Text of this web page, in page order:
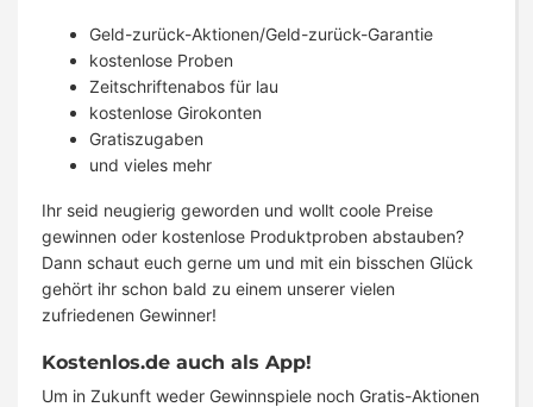
Geld-zurück-Aktionen/Geld-zurück-Garantie
kostenlose Proben
Zeitschriftenabos für lau
kostenlose Girokonten
Gratiszugaben
und vieles mehr
Ihr seid neugierig geworden und wollt coole Preise
gewinnen oder kostenlose Produktproben abstauben?
Dann schaut euch gerne um und mit ein bisschen Glück
gehört ihr schon bald zu einem unserer vielen
zufriedenen Gewinner!
Kostenlos.de auch als App!
Um in Zukunft weder Gewinnspiele noch Gratis-Aktionen